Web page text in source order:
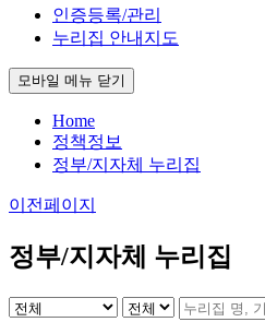
인증등록/관리
누리집 안내지도
모바일 메뉴 닫기
Home
정책정보
정부/지자체 누리집
이전페이지
정부/지자체 누리집